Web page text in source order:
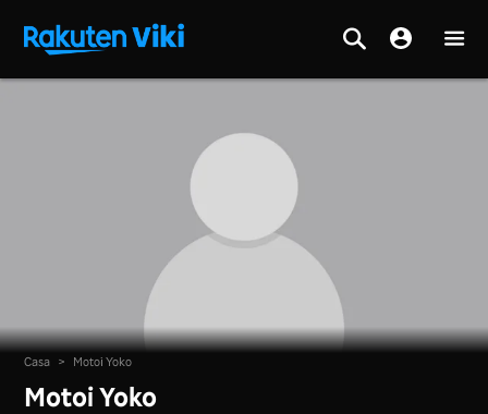
Casa > Motoi Yoko
Motoi Yoko